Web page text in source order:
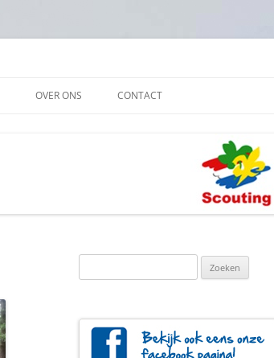
OVER ONS CONTACT
naar: